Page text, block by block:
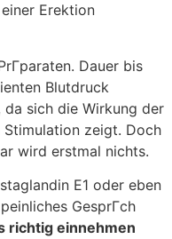
Erektion
Dauer bis
Blutdruck
da sich die Wirkung der
zeigt. Doch
wird erstmal nichts.
E1 oder eben
GesprГch
richtig einnehmen